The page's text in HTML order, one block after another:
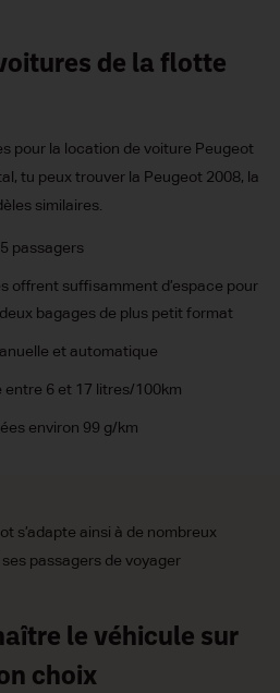
de la flotte
pour la location de voiture Peugeot
tu peux trouver la Peugeot 2008, la
similaires.
passagers
offrent suffisamment d’espace pour
bagages de plus petit format
et automatique
entre 6 et 17 litres/100km
environ 99 g/km
s’adapte ainsi à de nombreux
passagers de voyager
le véhicule sur
choix